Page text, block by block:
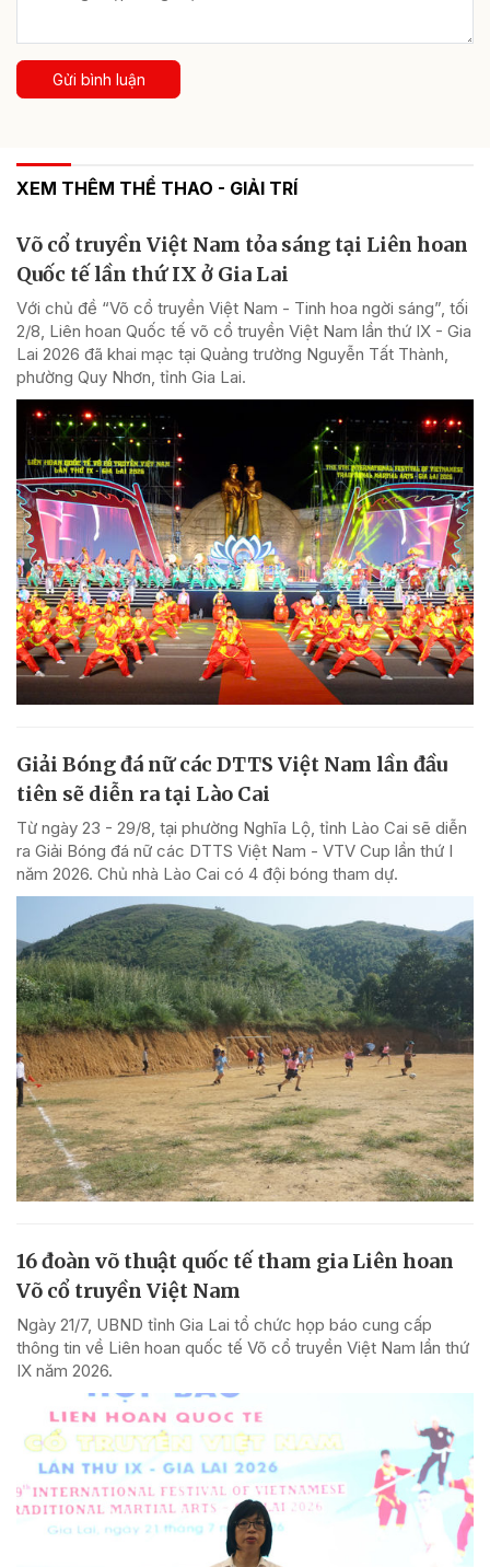
Gửi bình luận
XEM THÊM THỂ THAO - GIẢI TRÍ
Võ cổ truyền Việt Nam tỏa sáng tại Liên hoan
Quốc tế lần thứ IX ở Gia Lai
Với chủ đề “Võ cổ truyền Việt Nam - Tinh hoa ngời sáng”, tối
2/8, Liên hoan Quốc tế võ cổ truyền Việt Nam lần thứ IX - Gia
Lai 2026 đã khai mạc tại Quảng trường Nguyễn Tất Thành,
phường Quy Nhơn, tỉnh Gia Lai.
Giải Bóng đá nữ các DTTS Việt Nam lần đầu
tiên sẽ diễn ra tại Lào Cai
Từ ngày 23 - 29/8, tại phường Nghĩa Lộ, tỉnh Lào Cai sẽ diễn
ra Giải Bóng đá nữ các DTTS Việt Nam - VTV Cup lần thứ I
năm 2026. Chủ nhà Lào Cai có 4 đội bóng tham dự.
16 đoàn võ thuật quốc tế tham gia Liên hoan
Võ cổ truyền Việt Nam
Ngày 21/7, UBND tỉnh Gia Lai tổ chức họp báo cung cấp
thông tin về Liên hoan quốc tế Võ cổ truyền Việt Nam lần thứ
IX năm 2026.